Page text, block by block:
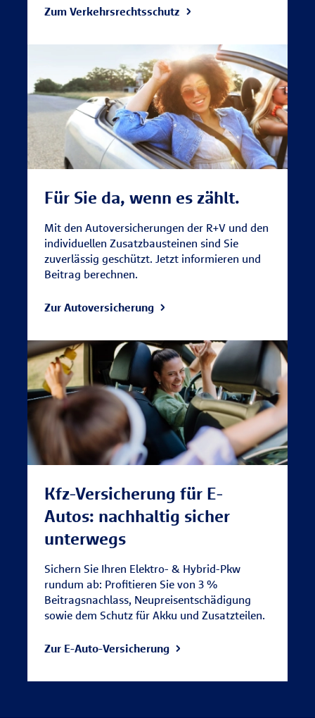
Zum Verkehrsrechtsschutz
Für Sie da, wenn es zählt.
Mit den Autoversicherungen der R+V und den
individuellen Zusatzbausteinen sind Sie
zuverlässig geschützt. Jetzt informieren und
Beitrag berechnen.
Zur Autoversicherung
Kfz-Versicherung für E-
Autos: nachhaltig sicher
unterwegs
Sichern Sie Ihren Elektro- & Hybrid-Pkw
rundum ab: Profitieren Sie von 3 %
Beitragsnachlass, Neupreisentschädigung
sowie dem Schutz für Akku und Zusatzteilen.
Zur E-Auto-Versicherung